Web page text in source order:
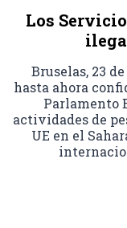
Los
Bruselas, 23
hasta ahora
Parlamento
actividades de
UE en el